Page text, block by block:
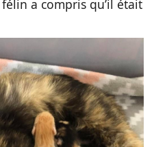
a compris qu’il était